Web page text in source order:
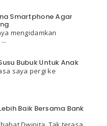
Smartphone Agar
mengidamkan
Bubuk Untuk Anak
saya pergi ke
Baik Bersama Bank